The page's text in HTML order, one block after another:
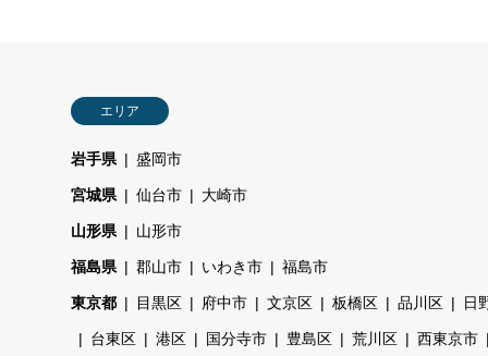
エリア
岩手県 盛岡市
宮城県 仙台市 大崎市
山形県 山形市
福島県 郡山市 いわき市 福島市
東京都 目黒区 府中市 文京区 板橋区 品川区 日
台東区 港区 国分寺市 豊島区 荒川区 西東京市